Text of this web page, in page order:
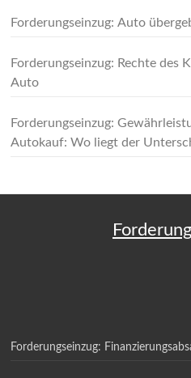
Forderungseinzug: Auto
Forderungseinzug: Rechte des
Auto
Forderungseinzug:
Autokauf: Wo liegt der
Forderungseinzug: